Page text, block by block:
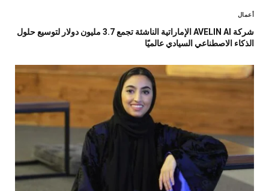
أعمال
شركة AVELIN AI الإماراتية الناشئة تجمع 3.7 مليون دولار لتوسيع حلول
الذكاء الاصطناعي السيادي عالميًا